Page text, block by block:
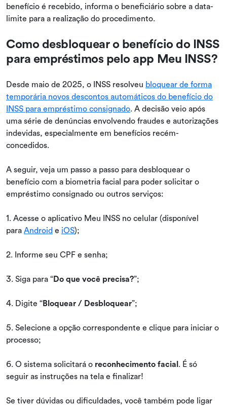
benefício é recebido, informa o beneficiário sobre a data-
limite para a realização do procedimento.
Como desbloquear o benefício do INSS
para empréstimos pelo app Meu INSS?
Desde maio de 2025, o INSS resolveu bloquear de forma
temporária novos descontos automáticos do benefício do
INSS para empréstimo consignado. A decisão veio após
uma série de denúncias envolvendo fraudes e autorizações
indevidas, especialmente em benefícios recém-
concedidos.
A seguir, veja um passo a passo para desbloquear o
benefício com a biometria facial para poder solicitar o
empréstimo consignado ou outros serviços:
1. Acesse o aplicativo Meu INSS no celular (disponível
para Android e iOS);
2. Informe seu CPF e senha;
3. Siga para “Do que você precisa?”;
4. Digite “Bloquear / Desbloquear”;
5. Selecione a opção correspondente e clique para iniciar o
processo;
6. O sistema solicitará o reconhecimento facial. É só
seguir as instruções na tela e finalizar!
Se tiver dúvidas ou dificuldades, você também pode ligar